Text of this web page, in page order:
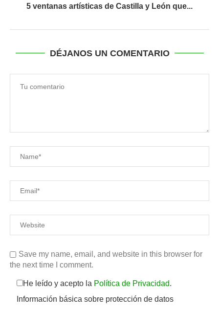
5 ventanas artísticas de Castilla y León que...
DÉJANOS UN COMENTARIO
Save my name, email, and website in this browser for
the next time I comment.
He leído y acepto la Política de Privacidad.
Información básica sobre protección de datos